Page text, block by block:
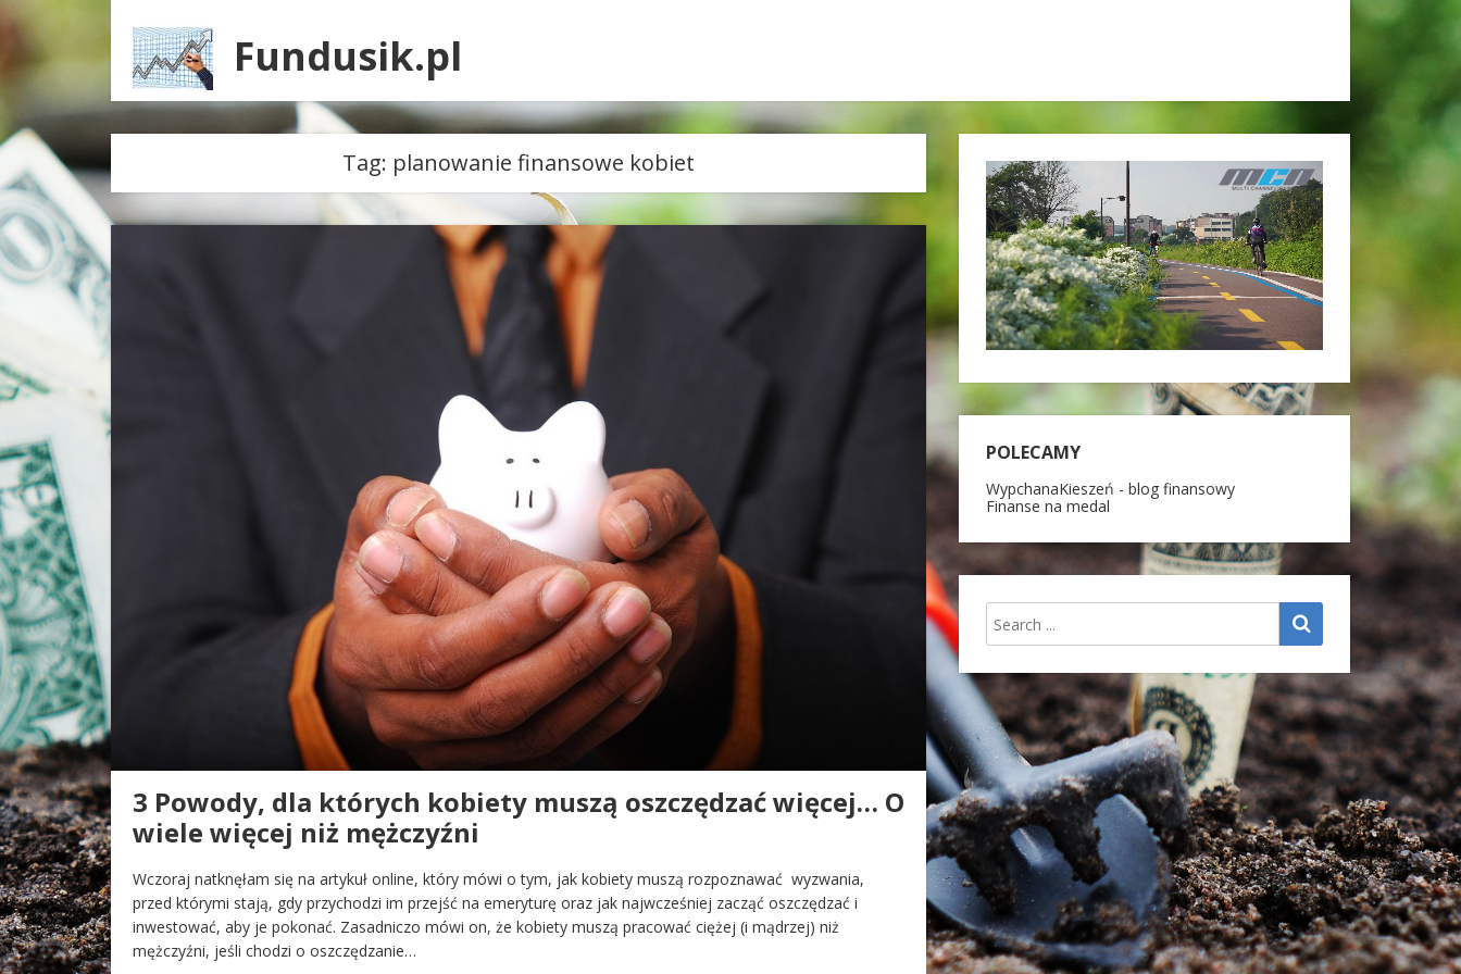
Fundusik.pl
Tag: planowanie finansowe kobiet
3 Powody, dla których kobiety muszą oszczędzać więcej… O
wiele więcej niż mężczyźni
Wczoraj natknęłam się na artykuł online, który mówi o tym, jak kobiety muszą rozpoznawać wyzwania,
przed którymi stają, gdy przychodzi im przejść na emeryturę oraz jak najwcześniej zacząć oszczędzać i
inwestować, aby je pokonać. Zasadniczo mówi on, że kobiety muszą pracować ciężej (i mądrzej) niż
mężczyźni, jeśli chodzi o oszczędzanie…
POLECAMY
WypchanaKieszeń - blog finansowy
Finanse na medal